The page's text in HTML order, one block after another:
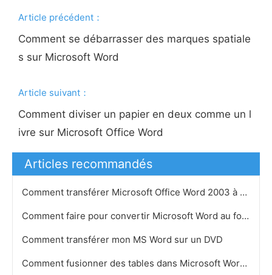
Article précédent：
Comment se débarrasser des marques spatiale
s sur Microsoft Word
Article suivant：
Comment diviser un papier en deux comme un l
ivre sur Microsoft Office Word
Articles recommandés
Comment transférer Microsoft Office Word 2003 à un autre ordinateur avec la même licence
Comment faire pour convertir Microsoft Word au format PDF et le suivi des modifications dans Adobe A…
Comment transférer mon MS Word sur un DVD
Comment fusionner des tables dans Microsoft Word 2007